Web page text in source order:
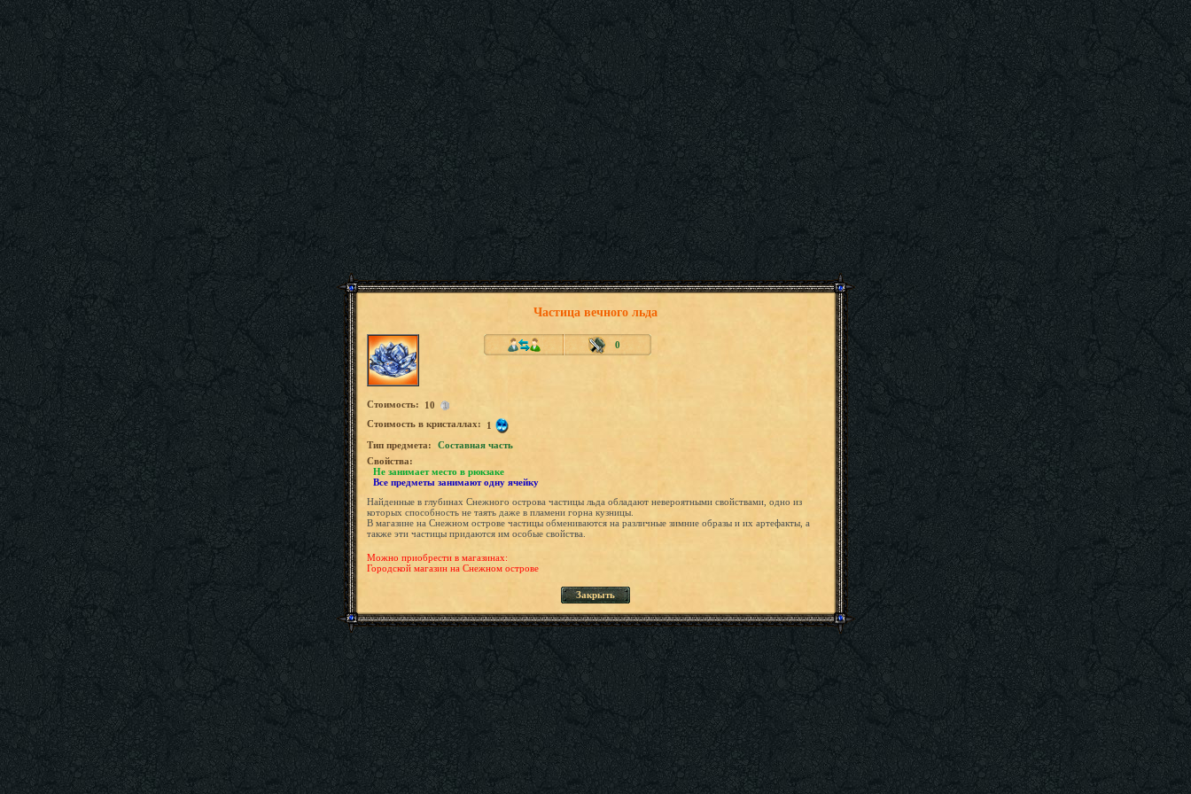
Частица вечного льда
0
Стоимость:
10
Стоимость в кристаллах:
1
Tип предмета:
Составная часть
Свойства:
Не занимает место в рюкзаке
Все предметы занимают одну ячейку
Найденные в глубинах Снежного острова частицы льда обладают невероятными свойствами, одно из
которых способность не таять даже в пламени горна кузницы.
В магазине на Снежном острове частицы обмениваются на различные зимние образы и их артефакты, а
также эти частицы придаются им особые свойства.
Можно приобрести в магазинах:
Городской магазин на Снежном острове
Закрыть